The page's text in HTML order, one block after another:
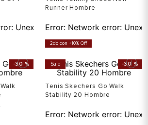
Unexpected token T in JSON at
Runner Hombre
Error: Network error:
2do con +10% Off
-30 % Sale -30 %
Tenis Skechers Go Walk
Stability 20 Hombre
Error: Network error: